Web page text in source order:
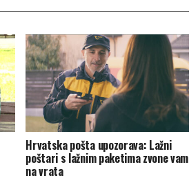
Hrvatska pošta upozorava: Lažni
poštari s lažnim paketima zvone vam
na vrata